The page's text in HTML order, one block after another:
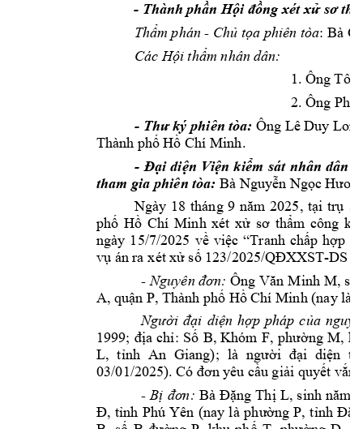
- Thành phần Hội đồng xét xử sơ
Thẩm phán - Chủ tọa phiên tòa 
Các Hội thẩm nhân dân:
  
 
- Thư ký phiên tòa:   
    
- Đại diện Viện kiểm sát nhân dân
tham gia phiên tòa:   
       
        
      
      
- Nguyên đơn:    
         
Người đại diện hợp pháp của
        
       
       
- Bị đơn:      
         